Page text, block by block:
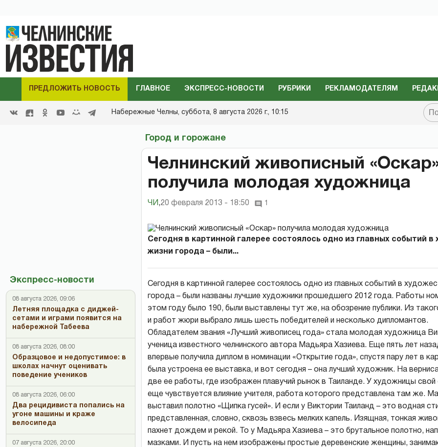
ПРЕДЛОЖИТЬ НОВОСТЬ ГЛАВНОЕ ЭКСПРЕСС-НОВОСТИ РУБРИКИ РЕКЛАМОДАТЕЛЯМ
Набережные Челны, суббота, 8 августа 2026 г., 10:15
Экспресс-новости
08 августа 2026, 09:06
Летняя площадка с диджей-
сетами и играми появится на
набережной Табеева
08 августа 2026, 08:00
Образцовое и недопустимое: в
школах начнут оценивать
поведение учеников
08 августа 2026, 06:00
Два рецидивиста попались на
угоне машины и краже
велосипеда
07 августа 2026, 20:00
Город и горожане
Челнинский живописный
получила молодая художница
ЧИ ,20 февраля 2013 - 18:50 1
Сегодня в картинной галерее состоялось одно из главных событий в
жизни города – были...
Сегодня в картинной галерее состоялось одно из главных событий в
города – были названы лучшие художники прошедшего 2012 года. Работы
этом году было 190, были выставлены тут же, на обозрение публики. Из
и работ жюри выбрало лишь шесть победителей и несколько дипломантов.
Обладателем звания «Лучший живописец года» стала молодая художница
ученица известного челнинского автора Мадьяра Хазиева. Еще пять лет
впервые получила диплом в номинации «Открытие года», спустя пару лет в
была устроена ее выставка, и вот сегодня – она лучший художник. На
две ее работы, где изображен плавучий рынок в Таиланде. У художницы свой
еще чувствуется влияние учителя, работа которого представлена там же.
выставил полотно «Щипка гусей». И если у Виктории Таиланд – это водная
представленная, словно, сквозь взвесь мелких капель. Изящная, тонкая
пахнет дождем и рекой. То у Мадьяра Хазиева – это брутальное полотно,
мазками. И пусть на нем изображены простые деревенские женщины,